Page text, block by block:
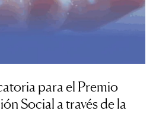
para el Premio
Social a través de la